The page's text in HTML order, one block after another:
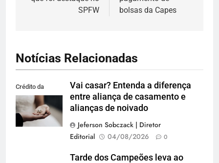
SPFW
bolsas da Capes
Notícias Relacionadas
Crédito da
imagem: Pexels
Vai casar? Entenda a diferença
entre aliança de casamento e
alianças de noivado
Jeferson Sobczack | Diretor
Editorial
04/08/2026 0
Tarde dos Campeões leva ao